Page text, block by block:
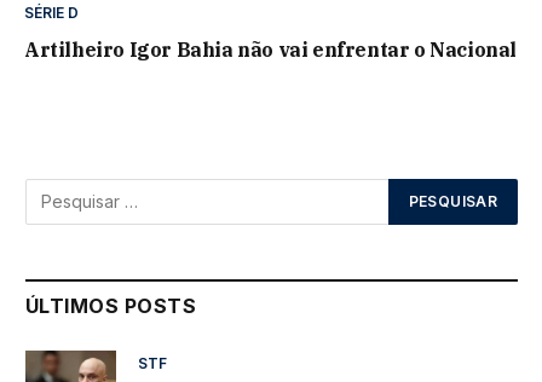
SÉRIE D
Artilheiro Igor Bahia não vai enfrentar o Nacional
ÚLTIMOS POSTS
STF